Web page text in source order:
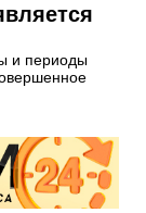
и периоды